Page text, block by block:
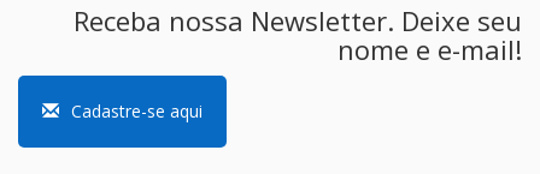
Receba nossa Newsletter. Deixe seu
nome e e-mail!
Cadastre-se aqui